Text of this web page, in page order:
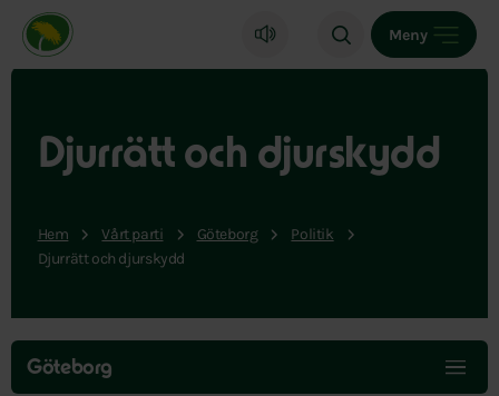
Miljöpartiet de gröna, startsida
Meny
Djurrätt och djurskydd
Hem Vårt parti Göteborg
Politik
Djurrätt och djurskydd
Hoppa
över
menyn
Göteborg